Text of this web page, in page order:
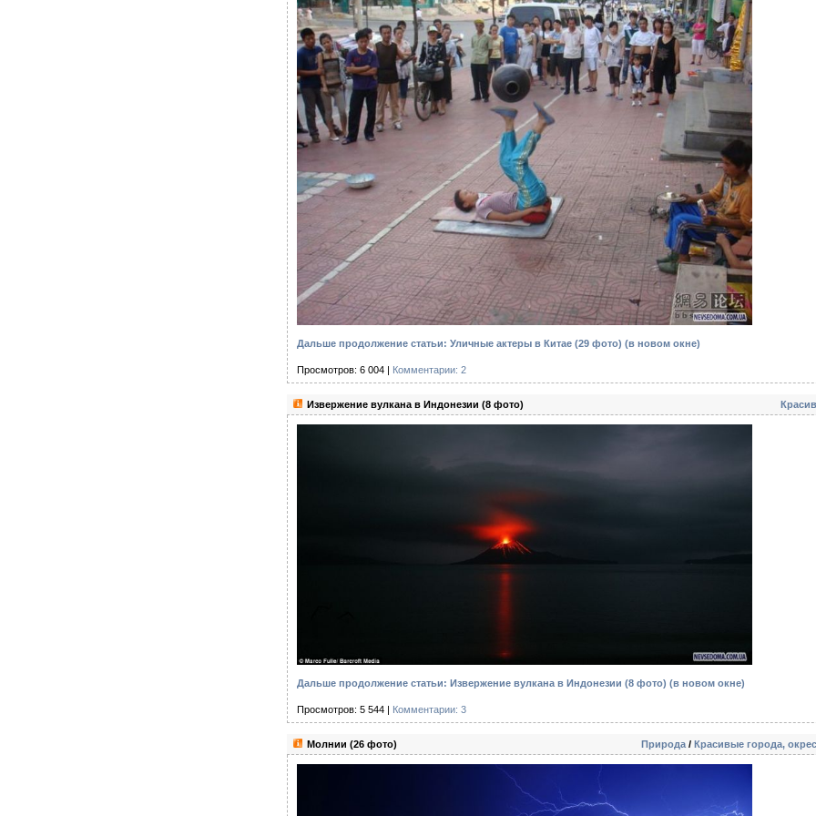
Дальше продолжение статьи: Уличные актеры в Китае (29 фото) (в новом окне)
Просмотров: 6 004 | Комментарии: 2
Извержение вулкана в Индонезии (8 фото)
Дальше продолжение статьи: Извержение вулкана в Индонезии (8 фото) (в новом окне)
Просмотров: 5 544 | Комментарии: 3
Природа / Красивые города,
Молнии (26 фото)